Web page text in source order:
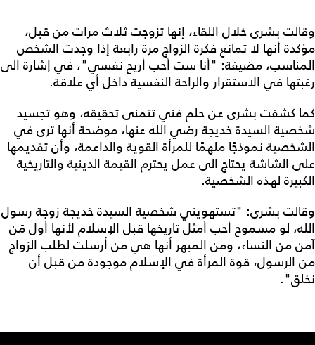
وقالت بشرى خلال اللقاء، إنها تزوجت ثلاث مرات من قبل،
مؤكدة أنها لا تمانع فكرة الزواج مرة رابعة إذا وجدت الشخص
المناسب، مضيفة: "أنا ست أحب أريح نفسي"، في إشارة الى
رغبتها في الاستقرار والراحة النفسية داخل أي علاقة.
كما كشفت بشرى عن حلم فني تتمنى تحقيقه، وهو تجسيد
شخصية السيدة خديجة رضي الله عنها، موضحة أنها ترى في
الشخصية نموذجًا ملهمًا للمرأة القوية والداعمة، وأن تقديمها
على الشاشة يحتاج الى عمل يحترم القيمة الدينية والتاريخية
الكبيرة لهذه الشخصية.
وقالت بشرى: "تستهويني شخصية السيدة خديجة زوجة رسول
الله، لو مسموح أحب أمثل تاريخها قبل الإسلام لأنها أول مَن
آمن من النساء، ومن المبهر أنها هي مَن أرسلت لطلب الزواج
من الرسول، قوة المرأة في الإسلام موجودة من قبل أن
نخلق".